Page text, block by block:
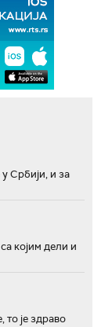
Србији, и за
којим дели и
то је здраво